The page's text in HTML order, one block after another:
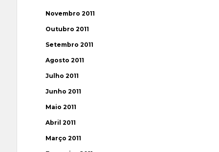
Novembro 2011
Outubro 2011
Setembro 2011
Agosto 2011
Julho 2011
Junho 2011
Maio 2011
Abril 2011
Março 2011